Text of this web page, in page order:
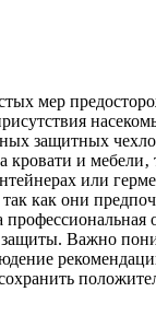
мер
защитных
и мебели‚
или
как они
Важно